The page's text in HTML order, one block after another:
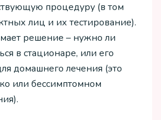
процедуру (в том
лиц и их тестирование).
решение – нужно ли
в стационаре, или его
домашнего лечения (это
или бессимптомном